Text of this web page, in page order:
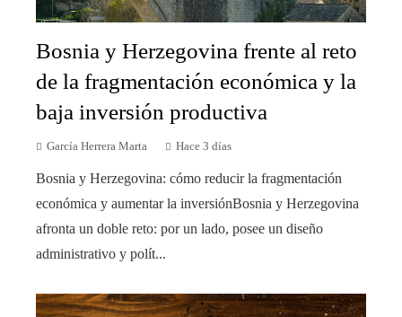
Bosnia y Herzegovina frente al reto
de la fragmentación económica y la
baja inversión productiva
García Herrera Marta Hace 3 días
Bosnia y Herzegovina: cómo reducir la fragmentación
económica y aumentar la inversiónBosnia y Herzegovina
afronta un doble reto: por un lado, posee un diseño
administrativo y polít...